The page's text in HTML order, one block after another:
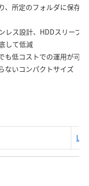
、所定のフォルダに保存
レス設計、HDDスリープ
して低減
低コストでの運用が可能
ないコンパクトサイズ